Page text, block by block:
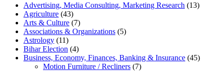
Advertising, Media Consulting, Marketing Research (13)
Agriculture (43)
Arts & Culture (7)
Associations & Organizations (5)
Astrology (11)
Bihar Election (4)
Business, Economy, Finances, Banking & Insurance (45)
Motion Furniture / Recliners (7)